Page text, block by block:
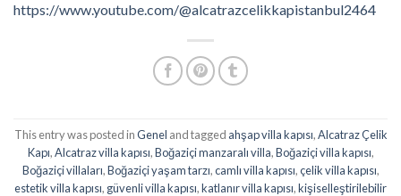
https://www.youtube.com/@alcatrazcelikkapistanbul2464
This entry was posted inGenel and tagged ahşap villa kapısı,Alcatraz Çelik
Kapı,Alcatraz villa kapısı,Boğaziçi manzaralı villa,Boğaziçi villa kapısı,
Boğaziçi villaları,Boğaziçi yaşam tarzı,camlı villa kapısı,çelik villa kapısı,
estetik villa kapısı, güvenli villa kapısı,katlanır villa kapısı,kişiselleştirilebilir